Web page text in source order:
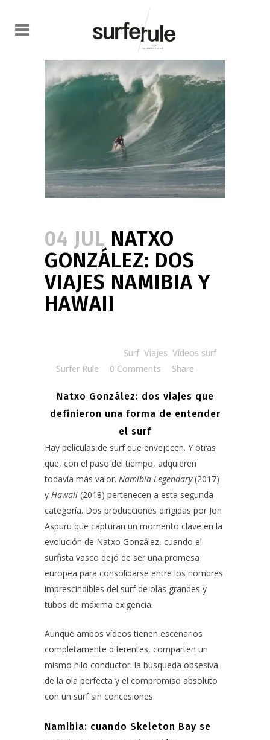
04 JUL NATXO
GONZÁLEZ: DOS
VIAJES NAMIBIA Y
HAWAII
Surf Viajes Vídeos surf
Surfer Rule 0 Comments Share
Natxo González: dos viajes que
definieron una forma de entender
el surf
Hay películas de surf que envejecen. Y otras
que, con el paso del tiempo, adquieren
todavía más valor. Namibia Legendary(2017)
y Hawaii (2018) pertenecen a esta segunda
categoría. Dos producciones dirigidas por Jon
Aspuru que capturan un momento clave en la
evolución de Natxo González, cuando el
surfista vasco dejó de ser una promesa
europea para consolidarse entre los nombres
imprescindibles del surf de olas grandes y
tubos de máxima exigencia.
Aunque ambos vídeos tienen escenarios
completamente diferentes, comparten un
mismo hilo conductor: la búsqueda obsesiva
de la ola perfecta y el compromiso absoluto
con un surf sin concesiones.
Namibia: cuando Skeleton Bay se